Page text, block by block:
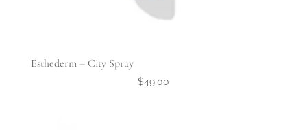
Esthederm – City Spray
$49.00